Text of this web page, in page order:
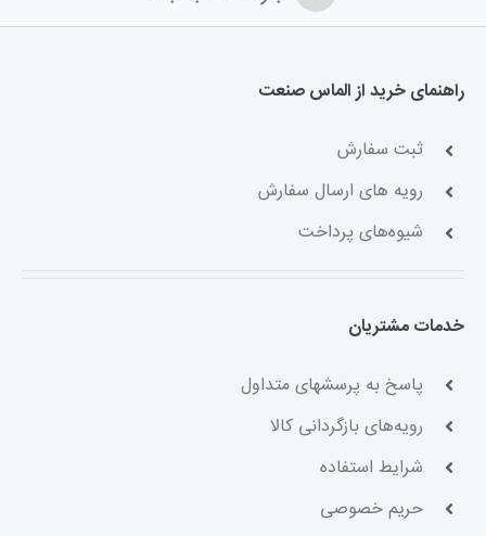
راهنمای خرید از الماس صنعت
ثبت سفارش
رویه های ارسال سفارش
شیوه‌های پرداخت
خدمات مشتریان
پاسخ به پرسشهای متداول
رویه‌های بازگردانی کالا
شرایط استفاده
حریم خصوصی